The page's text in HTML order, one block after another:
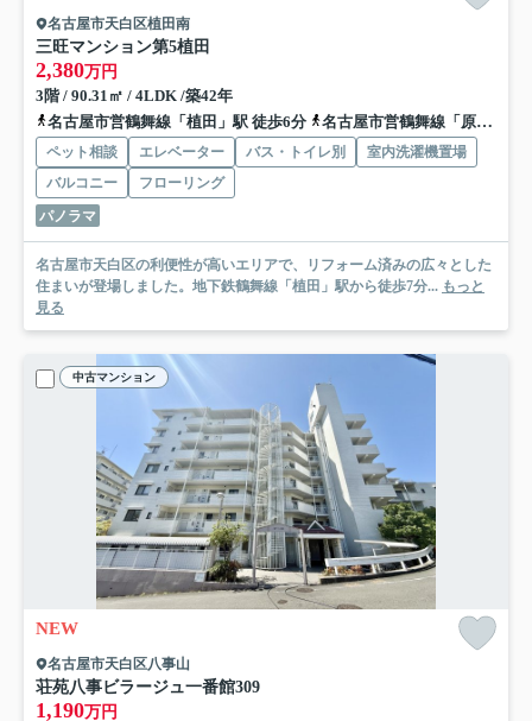
名古屋市天白区植田南
三旺マンション第5植田
2,380万円
3階 / 90.31㎡ / 4LDK /築42年
名古屋市営鶴舞線「植田」駅 徒歩6分
名古屋市営鶴舞線「原」駅 徒歩9分
ペット相談 エレベーター バス・トイレ別
室内洗濯機置場
バルコニー
フローリング
パノラマ
名古屋市天白区の利便性が高いエリアで、リフォーム済みの広々とした
住まいが登場しました。地下鉄鶴舞線「植田」駅から徒歩7分... もっと
見る
中古マンション
NEW
名古屋市天白区八事山
荘苑八事ビラージュ一番館309
1,190万円